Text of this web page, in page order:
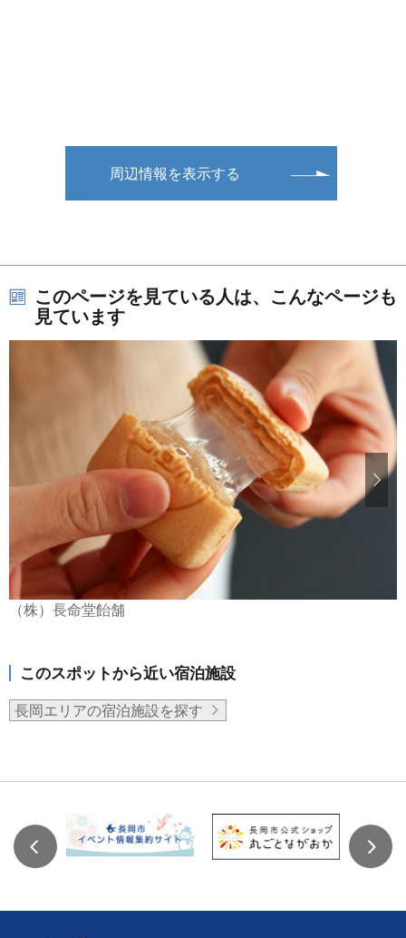
周辺情報を表示する
このページを見ている人は、こんなページも
見ています
（株）長命堂飴舗
このスポットから近い宿泊施設
長岡エリアの宿泊施設を探す